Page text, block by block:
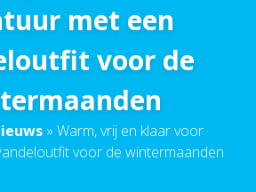
met een
voor de
» Warm, vrij en klaar voor
voor de wintermaanden